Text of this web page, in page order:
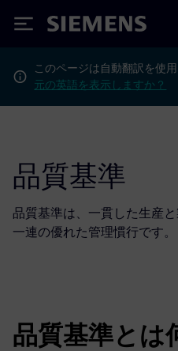
Siemens
このページは自動翻訳を使
元の英語を表示しますか？
品質基準
品質基準は、一貫した生産
一連の優れた管理慣行です。
品質基準とは